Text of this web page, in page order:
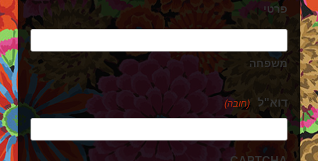
פרטי
משפחה
דוא"ל (חובה)